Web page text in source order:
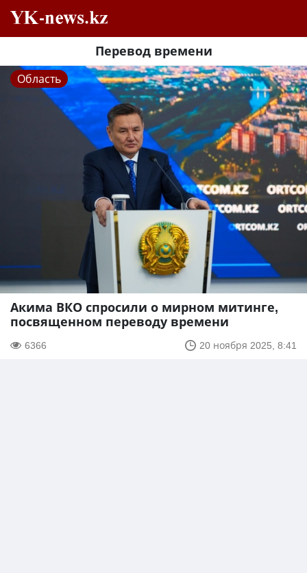
Перевод времени
Область
Акима ВКО спросили о мирном митинге,
посвященном переводу времени
6366 20 ноября 2025, 8:41